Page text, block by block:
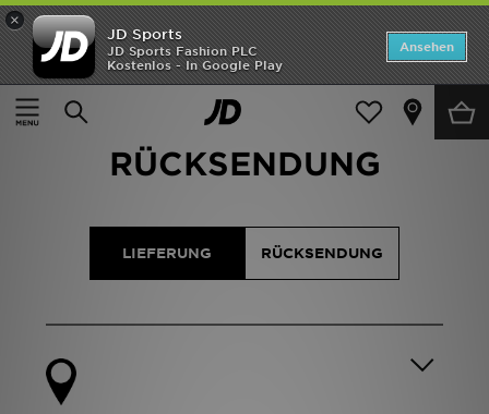
×
JD Sports
JD Sports Fashion PLC
Kostenlos - In Google Play
Ansehen
LIEFERUNG UND
RÜCKSENDUNG
LIEFERUNG RÜCKSENDUNG
Startseite
ANGEBOTE
Bestsellers